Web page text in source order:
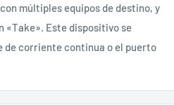
múltiples equipos de destino, y
«Take». Este dispositivo se
corriente continua o el puerto